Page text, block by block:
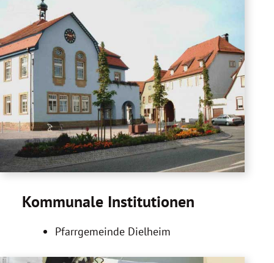
Kommunale Institutionen
Pfarrgemeinde Dielheim